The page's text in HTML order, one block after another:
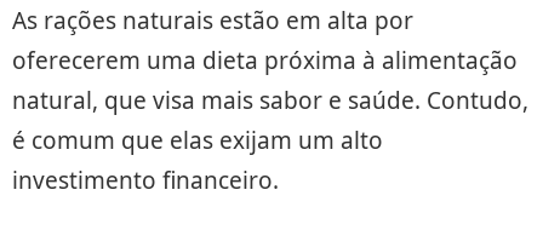
As rações naturais estão em alta por
oferecerem uma dieta próxima à alimentação
natural, que visa mais sabor e saúde. Contudo,
é comum que elas exijam um alto
investimento financeiro.